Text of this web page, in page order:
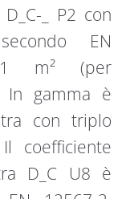
_ P2 con
EN
m² (per
gamma è
con triplo
coefficiente
D_C U8 è